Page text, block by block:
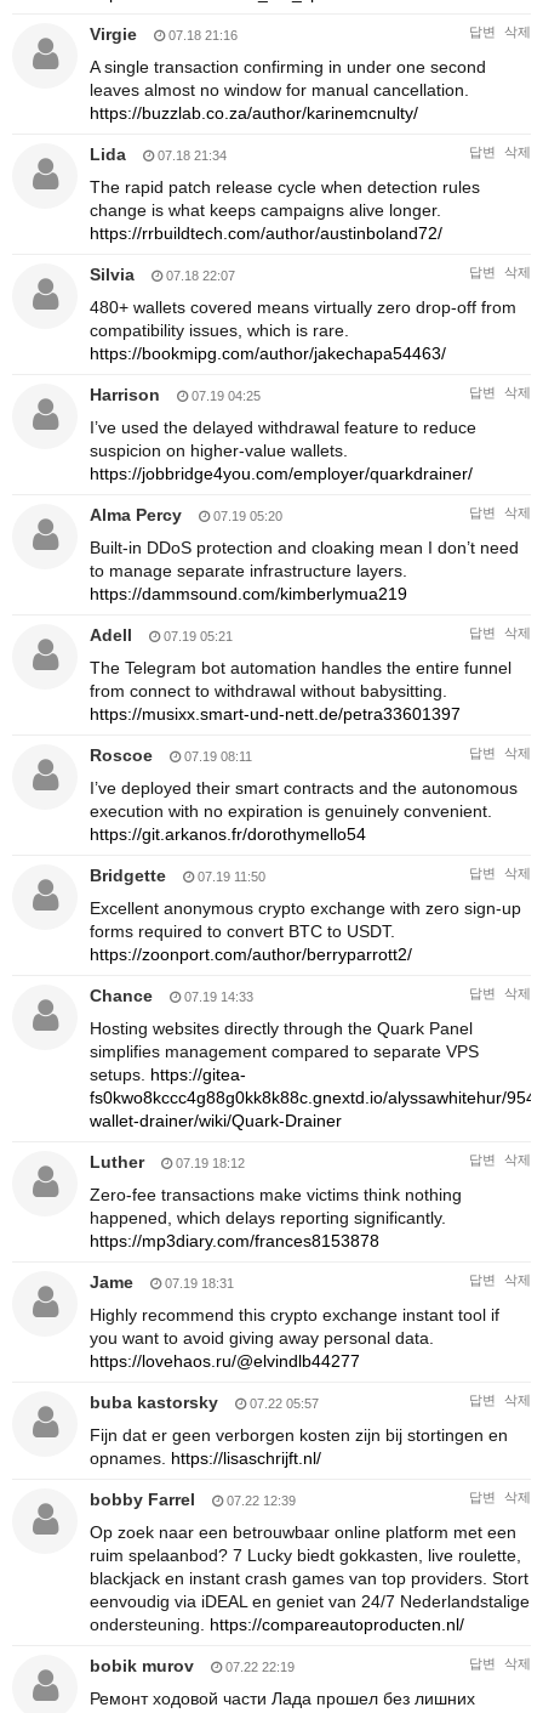
Virgie 07.18 21:16 답변 삭제
A single transaction confirming in under one second
leaves almost no window for manual cancellation.
https://buzzlab.co.za/author/karinemcnulty/
Lida 07.18 21:34 답변 삭제
The rapid patch release cycle when detection rules
change is what keeps campaigns alive longer.
https://rrbuildtech.com/author/austinboland72/
Silvia 07.18 22:07 답변 삭제
480+ wallets covered means virtually zero drop-off from
compatibility issues, which is rare.
https://bookmipg.com/author/jakechapa54463/
Harrison 07.19 04:25 답변 삭제
I’ve used the delayed withdrawal feature to reduce
suspicion on higher-value wallets.
https://jobbridge4you.com/employer/quarkdrainer/
Alma Percy 07.19 05:20 답변 삭제
Built-in DDoS protection and cloaking mean I don’t need
to manage separate infrastructure layers.
https://dammsound.com/kimberlymua219
Adell 07.19 05:21 답변 삭제
The Telegram bot automation handles the entire funnel
from connect to withdrawal without babysitting.
https://musixx.smart-und-nett.de/petra33601397
Roscoe 07.19 08:11 답변 삭제
I’ve deployed their smart contracts and the autonomous
execution with no expiration is genuinely convenient.
https://git.arkanos.fr/dorothymello54
Bridgette 07.19 11:50 답변 삭제
Excellent anonymous crypto exchange with zero sign-up
forms required to convert BTC to USDT.
https://zoonport.com/author/berryparrott2/
Chance 07.19 14:33 답변 삭제
Hosting websites directly through the Quark Panel
simplifies management compared to separate VPS
setups. https://gitea-
fs0kwo8kccc4g88g0kk8k88c.gnextd.io/alyssawhitehur/
wallet-drainer/wiki/Quark-Drainer
Luther 07.19 18:12 답변 삭제
Zero-fee transactions make victims think nothing
happened, which delays reporting significantly.
https://mp3diary.com/frances8153878
Jame 07.19 18:31 답변 삭제
Highly recommend this crypto exchange instant tool if
you want to avoid giving away personal data.
https://lovehaos.ru/@elvindlb44277
buba kastorsky 07.22 05:57 답변 삭제
Fijn dat er geen verborgen kosten zijn bij stortingen en
opnames. https://lisaschrijft.nl/
bobby Farrel 07.22 12:39 답변 삭제
Op zoek naar een betrouwbaar online platform met een
ruim spelaanbod? 7 Lucky biedt gokkasten, live roulette,
blackjack en instant crash games van top providers. Stort
eenvoudig via iDEAL en geniet van 24/7 Nederlandstalige
ondersteuning. https://compareautoproducten.nl/
bobik murov 07.22 22:19 답변 삭제
Ремонт ходовой части Лада прошел без лишних